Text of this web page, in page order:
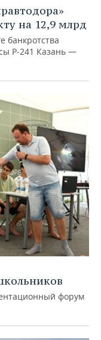
на 12,9 млрд
банкротства
Р‑241 Казань —
форум